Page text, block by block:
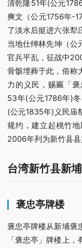
清乾隆51年(公元
爽文（公元1756年-
了淡水后挺进六张犁
当地仕绅林先坤（公
官兵平乱，征战中
骨骸埋葬于此，俗称
力的义民，赐匾「
53年(公元1786年)
(公元1835年)义民庙
规约，建立起桃竹
2006年列为新竹县县
台湾新竹县新
褒忠亭牌楼
褒忠亭牌楼从新埔褒
「褒忠亭」牌楼上